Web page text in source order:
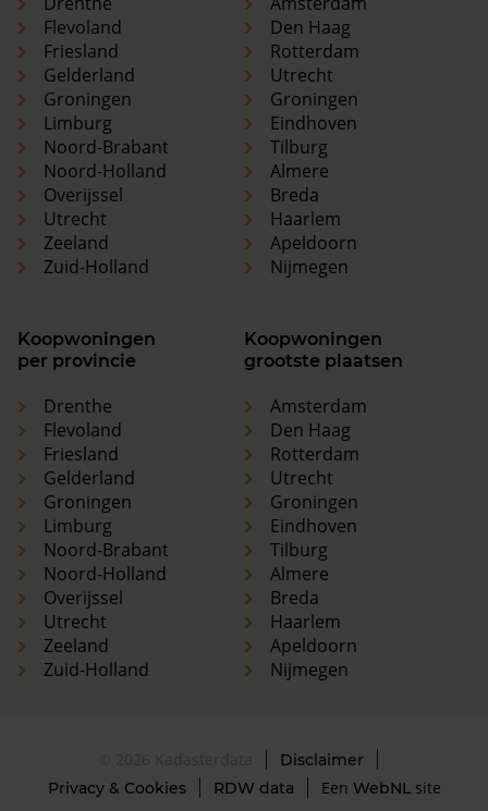
Flevoland
Friesland
Gelderland
Groningen
Limburg
Noord-Brabant
Noord-Holland
Overijssel
Utrecht
Zeeland
Zuid-Holland
Den Haag
Rotterdam
Utrecht
Groningen
Eindhoven
Tilburg
Almere
Breda
Haarlem
Apeldoorn
Nijmegen
Koopwoningen
per provincie
Drenthe
Flevoland
Friesland
Gelderland
Groningen
Limburg
Noord-Brabant
Noord-Holland
Overijssel
Utrecht
Zeeland
Zuid-Holland
Koopwoningen
grootste plaatsen
Amsterdam
Den Haag
Rotterdam
Utrecht
Groningen
Eindhoven
Tilburg
Almere
Breda
Haarlem
Apeldoorn
Nijmegen
Disclaimer
Privacy & Cookies
RDW data Een WebNLsite